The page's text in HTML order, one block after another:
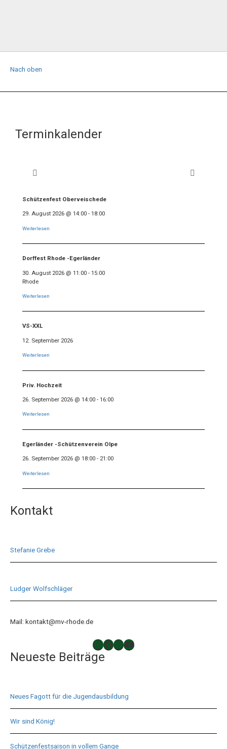
Nach oben
Terminkalender
Schützenfest Oberveischede
29. August 2026 @ 14:00 - 18:00
Weiterlesen
Dorffest Rhode -Egerländer
30. August 2026 @ 11:00 - 15:00
Rhode
Weiterlesen
VS-XXL
12. September 2026
Weiterlesen
Priv. Hochzeit
26. September 2026 @ 14:00 - 16:00
Weiterlesen
Egerländer -Schützenverein Olpe
26. September 2026 @ 18:00 - 21:00
Weiterlesen
Kontakt
Stefanie Grebe
Ludger Wolfschläger
Mail: kontakt@mv-rhode.de
TAKTLOS
Musikverein Rhode
Musikverein Rhode
YouTube
Neueste Beiträge
Neues Fagott für die Jugendausbildung
Wir sind König!
Schützenfestsaison in vollem Gange